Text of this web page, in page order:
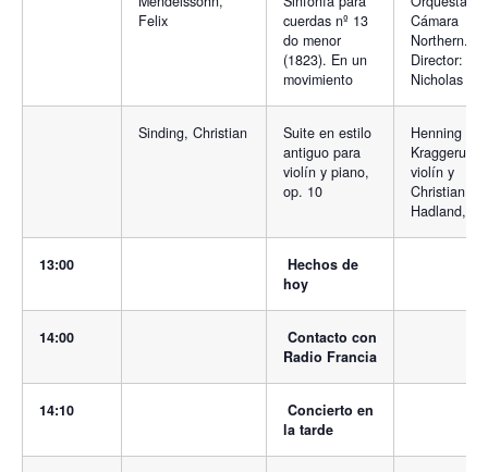
Felix
cuerdas nº 13
do menor
(1823). En un
movimiento
Cámara
Northern.
Director:
Nicholas
Sinding, Christian
Suite en estilo
antiguo para
violín y piano,
op. 10
Henning
Kraggerun,
violín y
Christian
Hadland,
13:00
Hechos de
hoy
14:00
Contacto con
Radio Francia
14:10
Concierto en
la tarde